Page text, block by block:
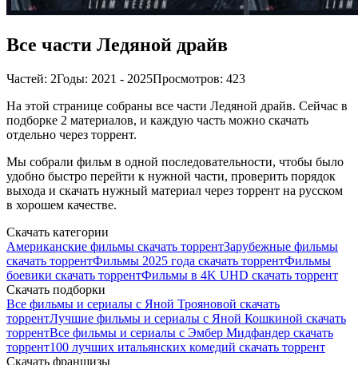
Все части Ледяной драйв
Частей: 2Годы: 2021 - 2025Просмотров: 423
На этой странице собраны все части Ледяной драйв. Сейчас в
подборке 2 материалов, и каждую часть можно скачать
отдельно через торрент.
Мы собрали фильм в одной последовательности, чтобы было
удобно быстро перейти к нужной части, проверить порядок
выхода и скачать нужный материал через торрент на русском
в хорошем качестве.
Скачать категории
Американские фильмы скачать торрентЗарубежные фильмы
скачать торрентФильмы 2025 года скачать торрентФильмы
боевики скачать торрентФильмы в 4K UHD скачать торрент
Скачать подборки
Все фильмы и сериалы с Яной Трояновой скачать
торрентЛучшие фильмы и сериалы с Яной Кошкиной скачать
торрентВсе фильмы и сериалы с Эмбер Мидфандер скачать
торрент100 лучших итальянских комедий скачать торрент
Скачать франшизы